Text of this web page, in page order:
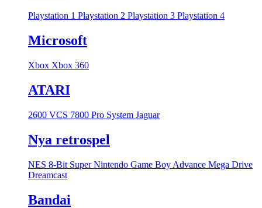
Playstation 1 Playstation 2 Playstation 3 Playstation 4
Microsoft
Xbox Xbox 360
ATARI
2600 VCS 7800 Pro System Jaguar
Nya retrospel
NES 8-Bit Super Nintendo Game Boy Advance Mega Drive
Dreamcast
Bandai